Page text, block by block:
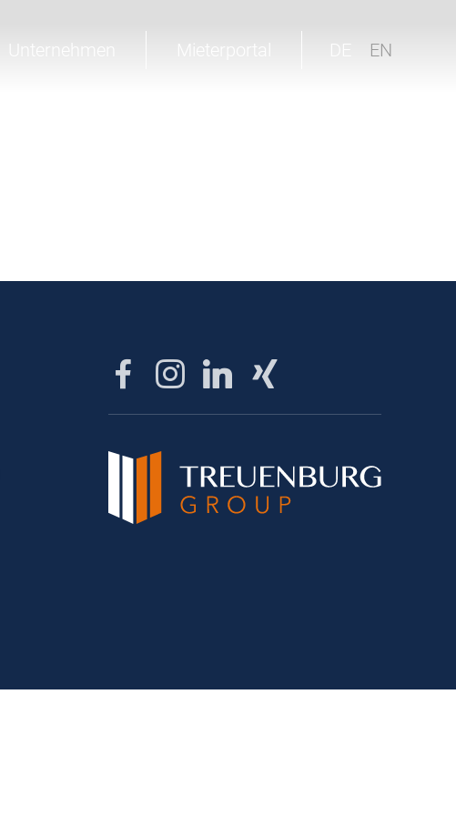
Unternehmen Mieterportal DE EN